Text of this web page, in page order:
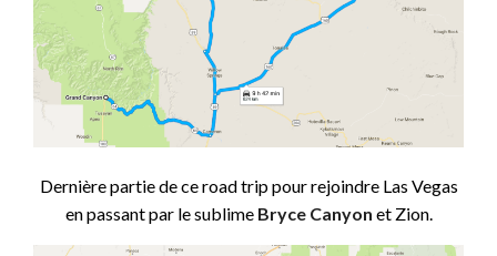
Dernière partie de ce road trip pour rejoindre Las Vegas
en passant par le sublime Bryce Canyon et Zion.